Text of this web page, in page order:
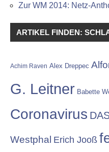
Zur WM 2014: Netz-
ARTIKEL FINDEN:
Achim Raven Alex Dreppec
G. Leitner Babette
Coronavirus
Westphal Erich Jooß